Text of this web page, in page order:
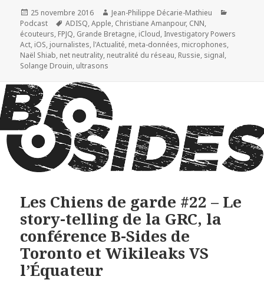
Publié
le
25 novembre 2016 Auteur
Jean-Philippe Décarie-Mathieu
Podcast
Mots-
clés
ADISQ,Apple, Christiane Amanpour, CNN,
écouteurs, FPJQ, Grande Bretagne, iCloud, Investigatory Powers
Act, iOS, journalistes, l'Actualité, meta-données, microphones,
Naël Shiab, net neutrality, neutralité du réseau, Russie, signal,
Solange Drouin, ultrasons
Les Chiens de garde #22 – Le
story-telling de la GRC, la
conférence B-Sides de
Toronto et Wikileaks VS
l’Équateur